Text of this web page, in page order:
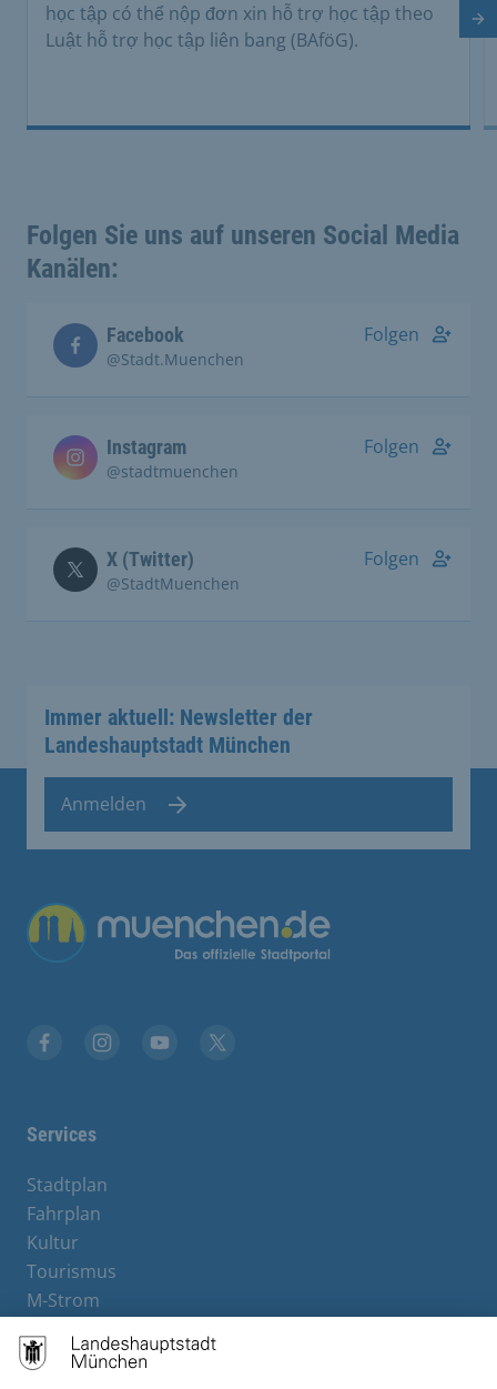
học tập có thể nộp đơn xin hỗ trợ học tập theo
Luật hỗ trợ học tập liên bang (BAföG).
Folgen Sie uns auf unseren Social Media
Kanälen:
Facebook
@Stadt.Muenchen
Folgen
Instagram
@stadtmuenchen
Folgen
X (Twitter)
@StadtMuenchen
Folgen
Immer aktuell: Newsletter der
Landeshauptstadt München
Anmelden
Übergreifende Links
Services
Stadtplan
Fahrplan
Kultur
Tourismus
M-Strom
Hotels